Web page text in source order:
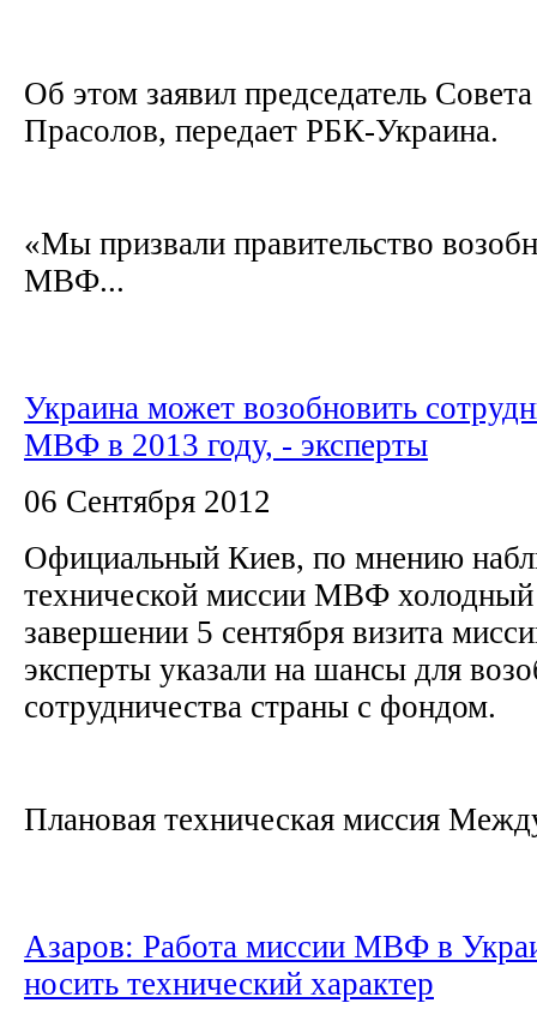
Об этом заявил председатель
Прасолов, передает РБК-Украина.
«Мы призвали правительство
МВФ...
Украина может возобновить
МВФ в 2013 году, - эксперты
06 Сентября 2012
Официальный Киев, по мнению
технической миссии МВФ
завершении 5 сентября визита
эксперты указали на шансы для
сотрудничества страны с фондом.
Плановая техническая миссия
Азаров: Работа миссии МВФ в
носить технический характер